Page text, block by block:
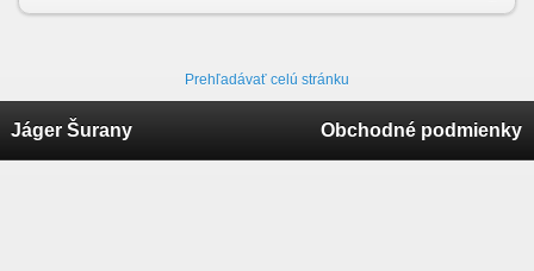
Prehľadávať celú stránku
Jáger Šurany Obchodné podmienky